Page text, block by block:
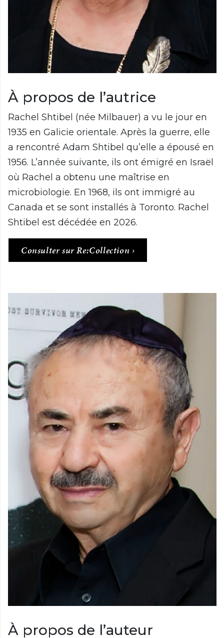
À propos de l’autrice
Rachel Shtibel (née Milbauer) a vu le jour en
1935 en Galicie orientale. Après la guerre, elle
a rencontré Adam Shtibel qu’elle a épousé en
1956. L’année suivante, ils ont émigré en Israël
où Rachel a obtenu une maîtrise en
microbiologie. En 1968, ils ont immigré au
Canada et se sont installés à Toronto. Rachel
Shtibel est décédée en 2026.
Consulter sur Re:Collection
À propos de l’auteur